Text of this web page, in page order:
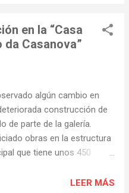
do Xastre. En la imagen
de este recorrido que
son de APM-El foro de
e información
por la zona firmadas
en la “Casa
da Casanova”
algún cambio en
construcción de
de parte de la galería.
obras en la estructura
que tiene unos 450
La recuperación de
LEER MÁS